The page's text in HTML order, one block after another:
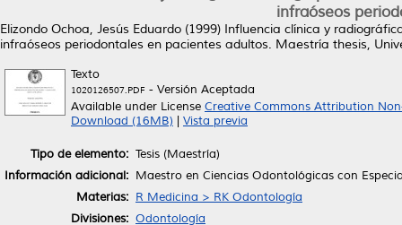
infraóseos
Elizondo Ochoa, Jesús Eduardo (1999) Influencia clínica y
infraóseos periodontales en pacientes adultos. Maestría thesis,
Texto
1020126507.PDF - Versión Aceptada
Available under License Creative Commons Attribution
Download (16MB)
Vista previa
Tipo de elemento: Tesis (Maestría)
Información adicional: Maestro en Ciencias Odontológicas con
Materias: R Medicina > RK Odontología
Divisiones: Odontología